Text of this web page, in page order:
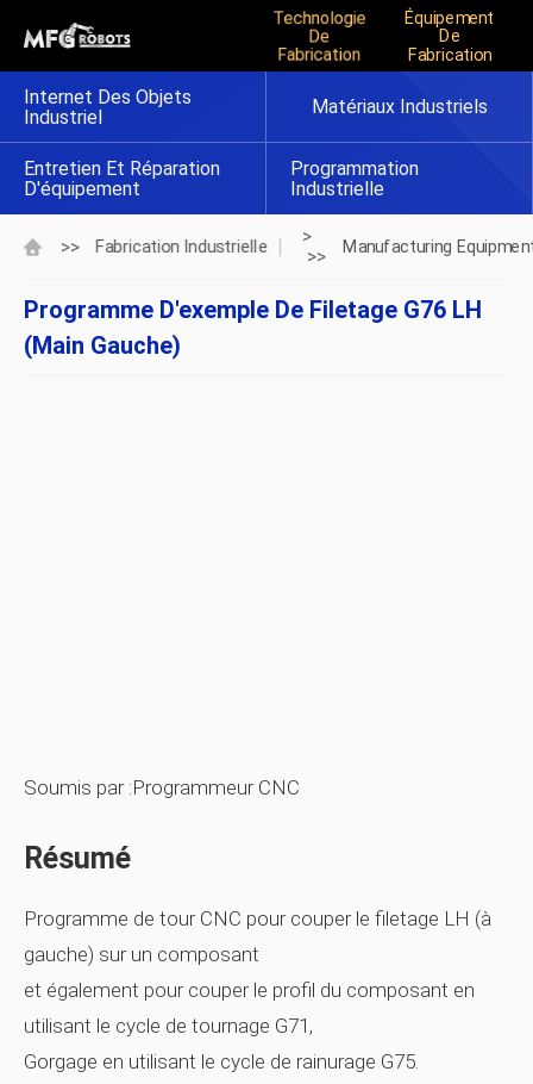
Technologie
De
Fabrication
Équipement
De
Fabrication
Internet Des Objets
Industriel
Matériaux Industriels
Entretien Et Réparation
D'équipement
Programmation
Industrielle
>> Fabrication Industrielle
>
>>
Manufacturing
Programme D'exemple De Filetage G76 LH
(main Gauche)
Soumis par :Programmeur CNC
Résumé
Programme de tour CNC pour couper le filetage LH (à
gauche) sur un composant
et également pour couper le profil du composant en
utilisant le cycle de tournage G71,
Gorgage en utilisant le cycle de rainurage G75.